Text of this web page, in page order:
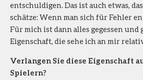
entschuldigen. Das ist auch etwas,
schätze: Wenn man sich für Fehler
Für mich ist dann alles gegessen und
Eigenschaft, die sehe ich an mir
Verlangen Sie diese Eigenschaft
Spielern?